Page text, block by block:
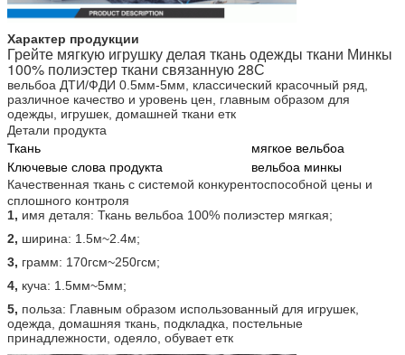
Характер продукции
Грейте мягкую игрушку делая ткань одежды ткани Минкы
100% полиэстер ткани связанную 28С
вельбоа ДТИ/ФДИ 0.5мм-5мм, классический красочный ряд,
различное качество и уровень цен, главным образом для
одежды, игрушек, домашней ткани етк
Детали продукта
Ткань
мягкое вельбоа
Ключевые слова продукта
вельбоа минкы
Качественная ткань с системой конкурентоспособной цены и
сплошного контроля
1, имя деталя: Ткань вельбоа 100% полиэстер мягкая;
2, ширина: 1.5м~2.4м;
3, грамм: 170гсм~250гсм;
4, куча: 1.5мм~5мм;
5, польза: Главным образом использованный для игрушек,
одежда, домашняя ткань, подкладка, постельные
принадлежности, одеяло, обувает етк